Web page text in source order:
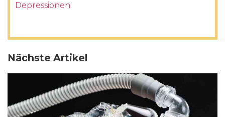
Depressionen
Nächste Artikel